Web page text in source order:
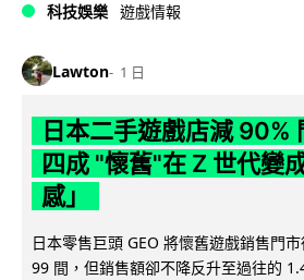
科技娛樂 遊戲情報
Lawton 1 日
日本二手遊戲店減 90%
四成 "懷舊"在 Z 世代變
感」
日本零售巨頭 GEO 將懷舊遊戲銷售門
99 間，但銷售額卻不降反升至過往的